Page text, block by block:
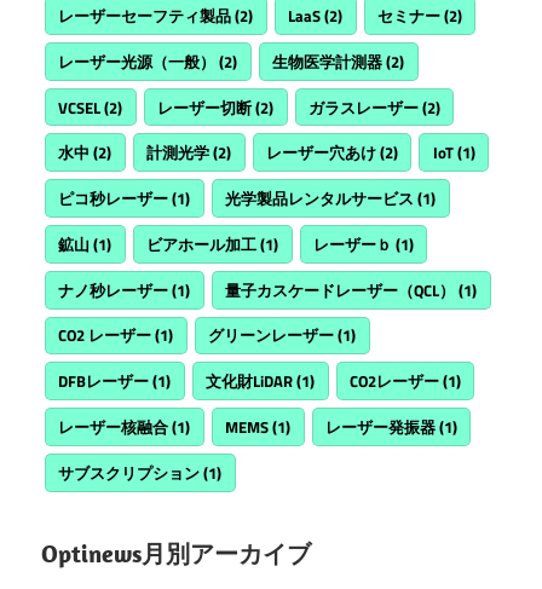
レーザーセーフティ製品(2) LaaS(2) セミナー(2)
レーザー光源（一般） (2) 生物医学計測器(2)
VCSEL(2) レーザー切断(2) ガラスレーザー(2)
水中 (2) 計測光学(2) レーザー穴あけ(2) IoT(1)
ピコ秒レーザー(1) 光学製品レンタルサービス (1)
鉱山 (1) ビアホール加工(1) レーザーｂ (1)
ナノ秒レーザー(1) 量子カスケードレーザー（QCL） (1)
CO2 レーザー(1) グリーンレーザー(1)
DFBレーザー(1) 文化財LiDAR(1) CO2レーザー(1)
レーザー核融合(1) MEMS(1) レーザー発振器(1)
サブスクリプション(1)
Optinews月別アーカイブ